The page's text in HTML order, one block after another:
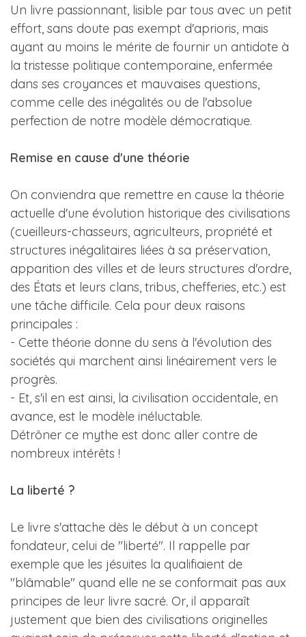
Un livre passionnant, lisible par tous avec un petit
effort, sans doute pas exempt d'aprioris, mais
ayant au moins le mérite de fournir un antidote à
la tristesse politique contemporaine, enfermée
dans ses croyances et mauvaises questions,
comme celle des inégalités ou de l'absolue
perfection de notre modèle démocratique.
Remise en cause d'une théorie
On conviendra que remettre en cause la théorie
actuelle d'une évolution historique des civilisations
(cueilleurs-chasseurs, agriculteurs, propriété et
structures inégalitaires liées à sa préservation,
apparition des villes et de leurs structures d'ordre,
des États et leurs clans, tribus, chefferies, etc.) est
une tâche difficile. Cela pour deux raisons
principales :
- Cette théorie donne du sens à l'évolution des
sociétés qui marchent ainsi linéairement vers le
progrès.
- Et, s'il en est ainsi, la civilisation occidentale, en
avance, est le modèle inéluctable.
Détrôner ce mythe est donc aller contre de
nombreux intérêts !
La liberté ?
Le livre s'attache dès le début à un concept
fondateur, celui de "liberté". Il rappelle par
exemple que les jésuites la qualifiaient de
"blâmable" quand elle ne se conformait pas aux
principes de leur livre sacré. Or, il apparaît
justement que bien des civilisations originelles